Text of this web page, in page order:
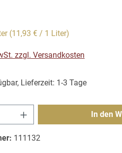
(11,93 € / 1 Liter)
zzgl. Versandkosten
Lieferzeit: 1-3 Tage
Gib den In den
111132